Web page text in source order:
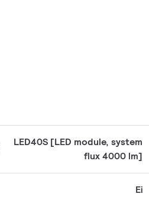
LED40S [LED module, system
flux 4000 lm]
Ei